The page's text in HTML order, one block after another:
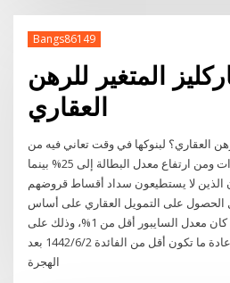
Bangs86149
المتغير للرهن
العقاري
العقاري؟ لبنوكها في وقت تعاني فيه من
ثاني ركود خلال ثلاث سنوات ومن ارتفاع معدل البطالة إلى 25% بينما
الذين لا يستطيعون سداد أقساط قروضهم
الحصول على التمويل العقاري على أساس
معدل الفائدة المتغير عندما كان معدل السايبور أقل من 1%، وذلك على
اعتبار أن الفائدة المتغيرة عادة ما تكون أقل من الفائدة 2‏‏/6‏‏/1442 بعد
الهجرة